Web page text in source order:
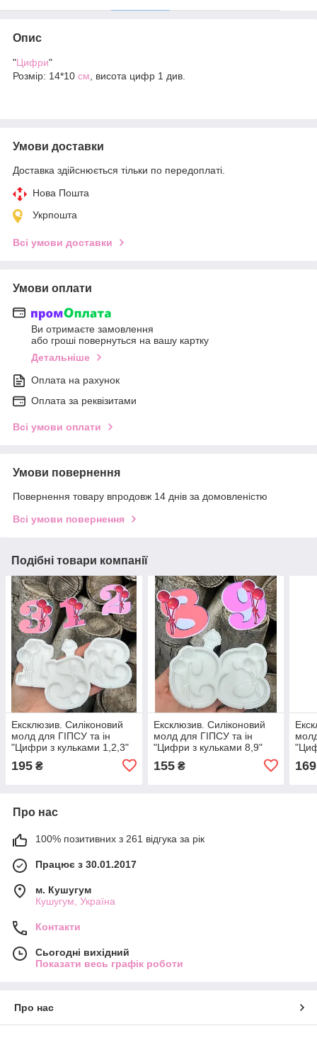
Опис
"Цифри"
Розмір: 14*10 см , висота цифр 1 див.
Умови доставки
Доставка здійснюється тільки по передоплаті.
Нова Пошта
Укрпошта
Всі умови доставки
Умови оплати
Ви отримаєте замовлення
або гроші повернуться на вашу картку
Детальніше
Оплата на рахунок
Оплата за реквізитами
Всі умови оплати
Умови повернення
Повернення товару впродовж 14 днів за домовленістю
Всі умови повернення
Подібні товари компанії
Ексклюзив. Силіконовий
молд для ГІПСУ та ін
"Цифри з кульками 1,2,3"
195 ₴
Ексклюзив. Силіконовий
молд для ГІПСУ та ін
"Цифри з кульками 8,9"
155₴ 169
Про нас
100% позитивних з 261 відгука за рік
Працює з 30.01.2017
м. Кушугум
Кушугум, Україна
Контакти
Сьогодні вихідний
Показати весь графік роботи
Про нас